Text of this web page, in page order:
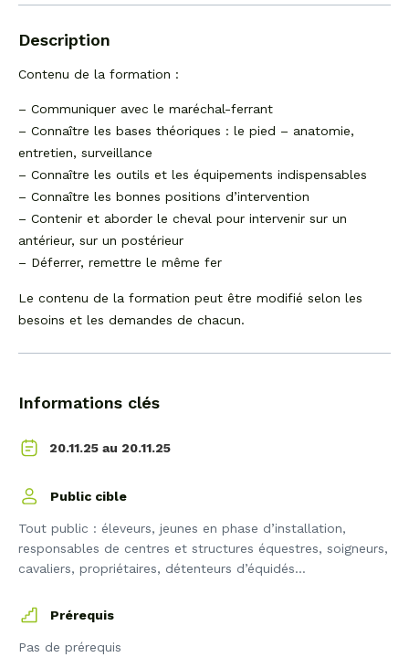
Description
Contenu de la formation :
– Communiquer avec le maréchal-ferrant
– Connaître les bases théoriques : le pied – anatomie,
entretien, surveillance
– Connaître les outils et les équipements indispensables
– Connaître les bonnes positions d’intervention
– Contenir et aborder le cheval pour intervenir sur un
antérieur, sur un postérieur
– Déferrer, remettre le même fer
Le contenu de la formation peut être modifié selon les
besoins et les demandes de chacun.
Informations clés
20.11.25 au 20.11.25
Public cible
Tout public : éleveurs, jeunes en phase d’installation,
responsables de centres et structures équestres, soigneurs,
cavaliers, propriétaires, détenteurs d’équidés…
Prérequis
Pas de prérequis